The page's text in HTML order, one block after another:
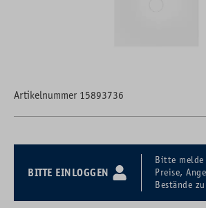
Artikelnummer 15893736
BITTE EINLOGGEN
Bitte melde
Preise,
Bestände